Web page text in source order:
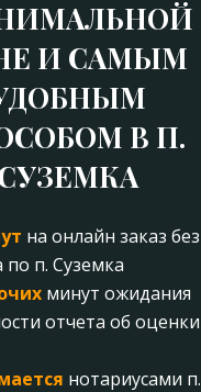
И САМЫМ
В П.
на онлайн заказ без
по п. Суземка
минут ожидания
отчета об оценки
нотариусами п.